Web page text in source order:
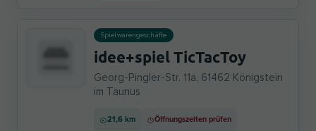
Spielwarengeschäfte
idee+spiel TicTacToy
Georg-Pingler-Str. 11a, 61462 Königstein
im Taunus
21,6 km Öffnungszeiten prüfen